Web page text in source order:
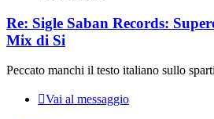
Re: Sigle Saban Records:
Mix di Si
Peccato manchi il testo italiano sullo
Vai al messaggio